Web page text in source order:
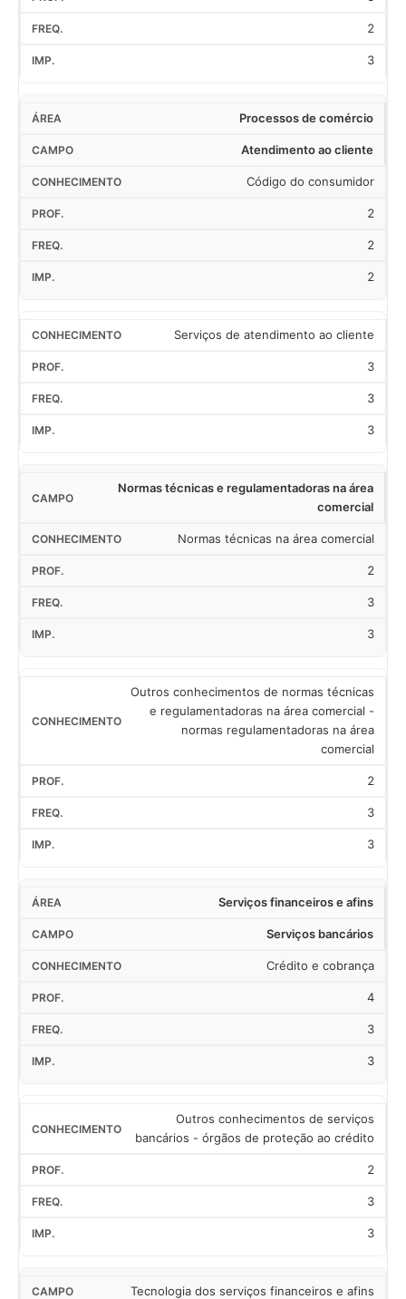
2
3
Processos de comércio
Atendimento ao cliente
Código do consumidor
2
2
2
Serviços de atendimento ao cliente
3
3
3
Normas técnicas e regulamentadoras na área
comercial
Normas técnicas na área comercial
2
3
3
Outros conhecimentos de normas técnicas
e regulamentadoras na área comercial -
normas regulamentadoras na área
comercial
2
3
3
Serviços financeiros e afins
Serviços bancários
Crédito e cobrança
4
3
3
Outros conhecimentos de serviços
bancários - órgãos de proteção ao crédito
2
3
3
Tecnologia dos serviços financeiros e afins